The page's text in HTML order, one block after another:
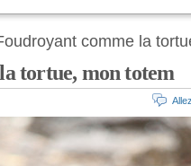
comme la
tortue, mon totem